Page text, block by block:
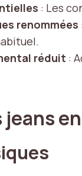
: Les
renommées
réduit :